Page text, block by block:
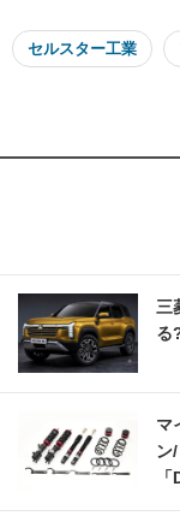
セルスター工業
三
る
マ
ン